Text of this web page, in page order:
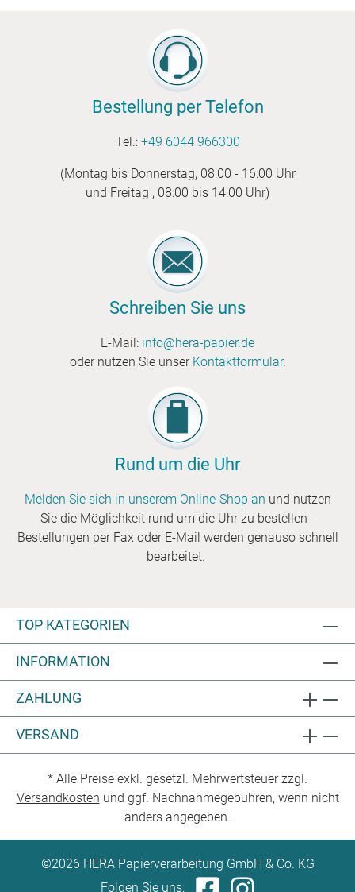
Bestellung per Telefon
Tel.: +49 6044 966300
(Montag bis Donnerstag, 08:00 - 16:00 Uhr
und Freitag , 08:00 bis 14:00 Uhr)
Schreiben Sie uns
E-Mail: info@hera-papier.de
oder nutzen Sie unser Kontaktformular.
Rund um die Uhr
Melden Sie sich in unserem Online-Shop an und nutzen
Sie die Möglichkeit rund um die Uhr zu bestellen -
Bestellungen per Fax oder E-Mail werden genauso schnell
bearbeitet.
TOP KATEGORIEN
INFORMATION
ZAHLUNG
VERSAND
* Alle Preise exkl. gesetzl. Mehrwertsteuer zzgl.
Versandkosten und ggf. Nachnahmegebühren, wenn nicht
anders angegeben.
©2026 HERA Papierverarbeitung GmbH & Co. KG
Folgen Sie uns: